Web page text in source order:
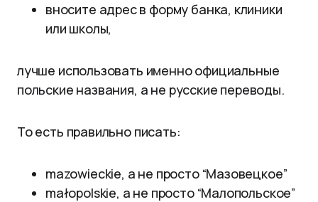
вносите адрес в форму банка, клиники
или школы,
лучше использовать именно официальные
польские названия, а не русские переводы.
То есть правильно писать:
mazowieckie, а не просто “Мазовецкое”
małopolskie, а не просто “Малопольское”